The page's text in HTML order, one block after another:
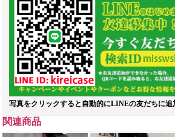
写真をクリックすると自動的にLINEの友だちに追
関連商品